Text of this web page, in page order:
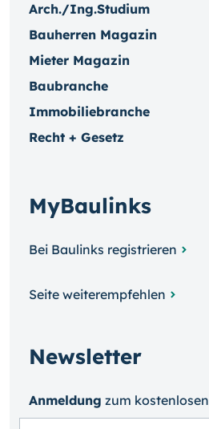
Arch./Ing.Studium
Bauherren Magazin
Mieter Magazin
Baubranche
Immobiliebranche
Recht + Gesetz
MyBaulinks
Bei Baulinks registrieren
Seite weiterempfehlen
Newsletter
Anmeldung zum kosten­losen